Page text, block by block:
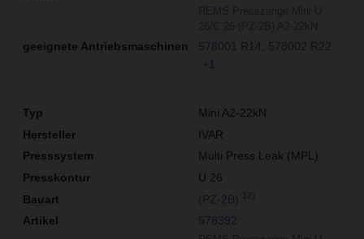
578001 R14
578002 R22
+1
Mini A2-22kN
IVAR
Multi Press Leak (MPL)
U 26
(PZ-2B)
12)
578392